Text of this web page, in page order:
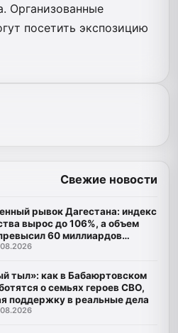
Организованные
посетить экспозицию
Свежие новости
рывок Дагестана: индекс
вырос до 106%, а объем
60 миллиардов
тыл»: как в Бабаюртовском
о семьях героев СВО,
поддержку в реальные дела